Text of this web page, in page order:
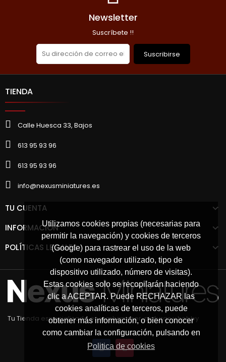
Utilizamos cookies propias (necesarias para
permitir la navegación) y cookies de terceros
(Google) para rastrear el uso de la web
(como navegador utilizado, tipo de
dispositivo utilizado, número de visitas).
Estas cookies solo se recopilarán haciendo
clic a ACEPTAR. Puede RECHAZAR las
cookies analíticas de terceros, puede
obtener más información, o bien conocer
como cambiar la configuración, pulsando en
Politica de cookies
Newsletter
Suscríbete !!
Suscribirse
TIENDA
Calle Huesca 33, Bajos
613 95 93 96
613 95 93 96
info@nexusminiatures.es
TU CUENTA
INFORMACIÓN
POLÍTICAS LEGALES
Tu Tienda especializada en warhammer, pinturas y hobby